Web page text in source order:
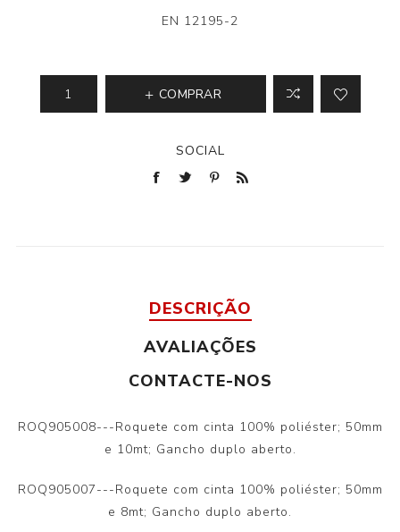
EN 12195-2
COMPRAR
SOCIAL
DESCRIÇÃO
AVALIAÇÕES
CONTACTE-NOS
ROQ905008---Roquete com cinta 100% poliéster; 50mm
e 10mt; Gancho duplo aberto.
ROQ905007---Roquete com cinta 100% poliéster; 50mm
e 8mt; Gancho duplo aberto.